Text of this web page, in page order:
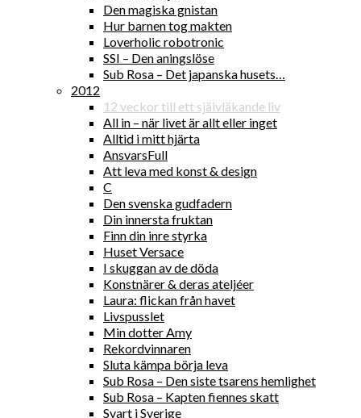
Den magiska gnistan
Hur barnen tog makten
Loverholic robotronic
SSI – Den aningslöse
Sub Rosa – Det japanska husets…
2012
12 veckor till ett självläkande liv
All in – när livet är allt eller inget
Alltid i mitt hjärta
AnsvarsFull
Att leva med konst & design
C
Den svenska gudfadern
Din innersta fruktan
Finn din inre styrka
Huset Versace
I skuggan av de döda
Konstnärer & deras ateljéer
Laura: flickan från havet
Livspusslet
Min dotter Amy
Rekordvinnaren
Sluta kämpa börja leva
Sub Rosa – Den siste tsarens hemlighet
Sub Rosa – Kapten fiennes skatt
Svart i Sverige